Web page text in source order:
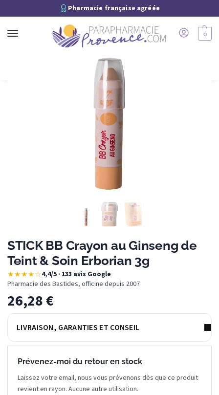
Pharmacie française agréée
0
STICK BB Crayon au Ginseng de
Teint & Soin Erborian 3g
★★★★☆4,4/5 · 133 avis Google·
Pharmacie des Bastides, officine depuis 2007
26,28€
LIVRAISON, GARANTIES ET CONSEIL
Prévenez-moi du retour en stock
Laissez votre email, nous vous prévenons dès que ce produit
revient en rayon. Aucune autre utilisation.